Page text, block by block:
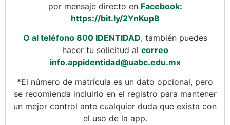
por mensaje directo en Facebook:
https://bit.ly/2YnKupB
O al teléfono 800 IDENTIDAD, también puedes
hacer tu solicitud al correo
info.appidentidad@uabc.edu.mx
*El número de matrícula es un dato opcional, pero
se recomienda incluirlo en el registro para mantener
un mejor control ante cualquier duda que exista con
el uso de la app.